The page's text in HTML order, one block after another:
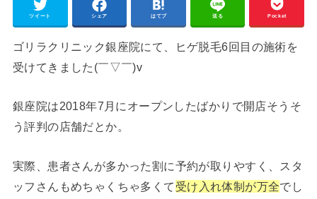
ツイート シェア はてブ 送る Pocket
ゴリラクリニック銀座院にて、ヒゲ脱毛6回目の施術を
受けてきました(￣▽￣)v
銀座院は2018年7月にオープンしたばかりで開店そうそ
う評判の店舗だとか。
実際、患者さんが多かった割に予約が取りやすく、スタ
ッフさんもめちゃくちゃ多くて 受け入れ体制が万全でし